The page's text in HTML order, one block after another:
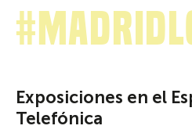
Exposiciones en el
Telefónica